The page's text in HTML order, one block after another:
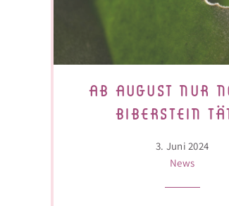
ab august nur
biberstein
3. Juni 2024
News